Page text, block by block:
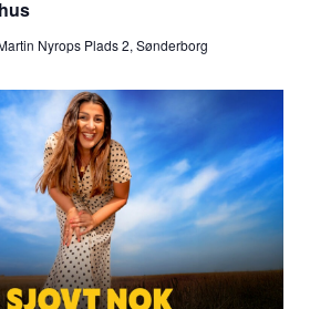
Nyrops Plads 2, Sønderborg